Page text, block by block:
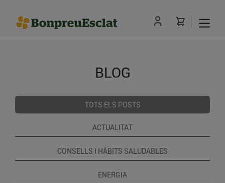
BLOG
TOTS ELS POSTS
ACTUALITAT
CONSELLS I HÀBITS SALUDABLES
ENERGIA